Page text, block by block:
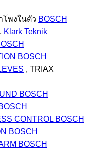
โพงในตัว BOSCH
, Klark Teknik
BOSCH
, TRIAX
BOSCH
CONTROL BOSCH
BOSCH
BOSCH